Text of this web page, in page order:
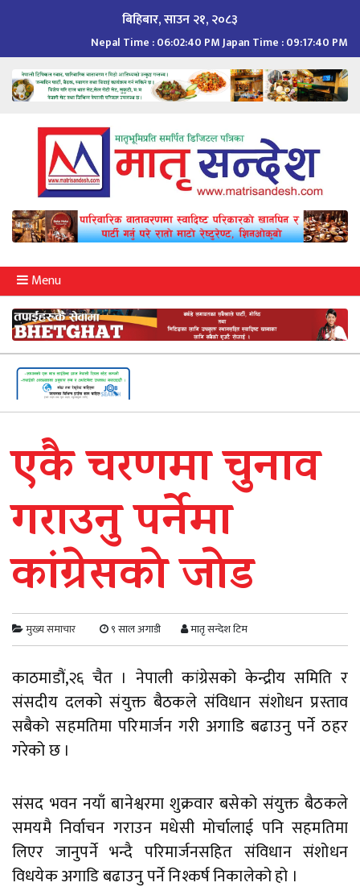
बिहिबार, साउन २१, २०८३
Nepal Time :06:02:41 PMJapan Time :09:17:41 PM
Menu
एकै चरणमा चुनाव
गराउनु पर्नेमा
कांग्रेसको जोड
मुख्य समाचार ९ साल अगाडी मातृ सन्देश टिम
काठमाडौं,२६ चैत । नेपाली कांग्रेसको केन्द्रीय समिति र
संसदीय दलको संयुक्त बैठकले संविधान संशोधन प्रस्ताव
सबैको सहमतिमा परिमार्जन गरी अगाडि बढाउनु पर्ने ठहर
गरेको छ ।
संसद भवन नयाँ बानेश्वरमा शुक्रवार बसेको संयुक्त बैठकले
समयमै निर्वाचन गराउन मधेसी मोर्चालाई पनि सहमतिमा
लिएर जानुपर्ने भन्दै परिमार्जनसहित संविधान संशोधन
विधयेक अगाडि बढाउनु पर्ने निश्कर्ष निकालेको हो ।